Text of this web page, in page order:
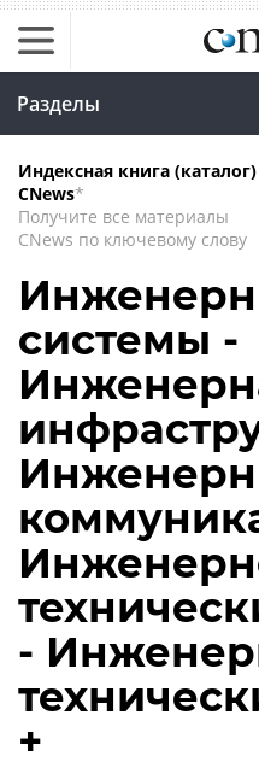
Разделы
Индексная книга (каталог)
CNews*
Получите все материалы
CNews по ключевому слову
системы -
-
+